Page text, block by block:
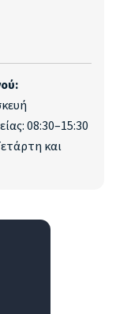
08:30–15:30
και